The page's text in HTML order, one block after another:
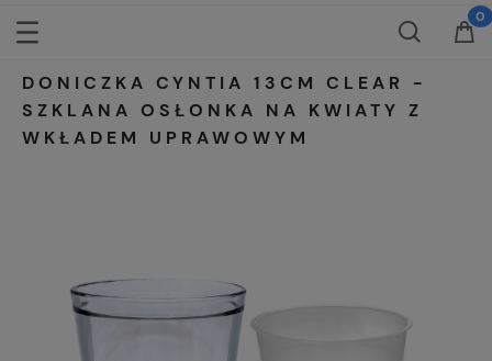
DONICZKA CYNTIA 13CM CLEAR -
SZKLANA OSŁONKA NA KWIATY Z
WKŁADEM UPRAWOWYM